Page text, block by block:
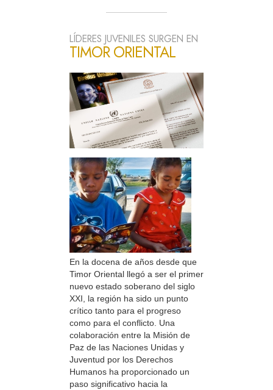
LÍDERES JUVENILES SURGEN EN
TIMOR ORIENTAL
En la docena de años desde que
Timor Oriental llegó a ser el primer
nuevo estado soberano del siglo
XXI, la región ha sido un punto
crítico tanto para el progreso
como para el conflicto. Una
colaboración entre la Misión de
Paz de las Naciones Unidas y
Juventud por los Derechos
Humanos ha proporcionado un
paso significativo hacia la